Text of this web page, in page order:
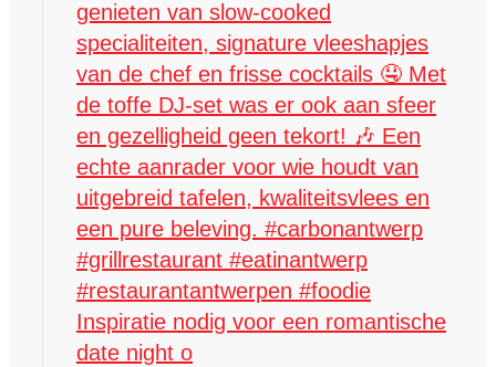
Inspiratie nodig voor een romantische
date night o